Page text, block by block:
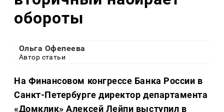
обороты
Ольга Офепеева
Автор статьи
На Финансовом конгрессе Банка России в
Санкт-Петербурге директор департамента
«Домклик» Алексей Лейпи выступил в